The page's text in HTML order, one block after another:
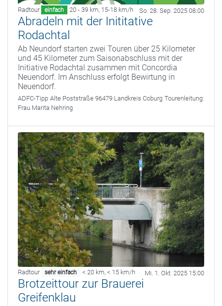
Radtour einfach 20 - 39 km, 15-18 km/h So. 28. Sep. 2025 08:00
Abradeln mit der Inititative
Rodachtal
Ab Neundorf starten zwei Touren über 25 Kilometer
und 45 Kilometer zum Saisonabschluss mit der
Initiative Rodachtal zusammen mit Concordia
Neuendorf. Im Anschluss erfolgt Bewirtung in
Neuendorf.
ADFC-Tipp Alte Poststraße 96479 Landkreis Coburg Tourenleitung:
Frau Marita Nehring
Radtour sehr einfach < 20 km, < 15 km/h Mi. 1. Okt. 2025 15:00
Brotzeittour zur Brauerei
Greifenklau